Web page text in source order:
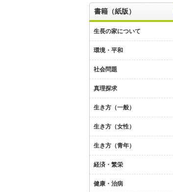
書籍（紙版）
生長の家について
環境・平和
社会問題
真理探求
生き方（一般）
生き方（女性）
生き方（青年）
経済・繁栄
健康・治病